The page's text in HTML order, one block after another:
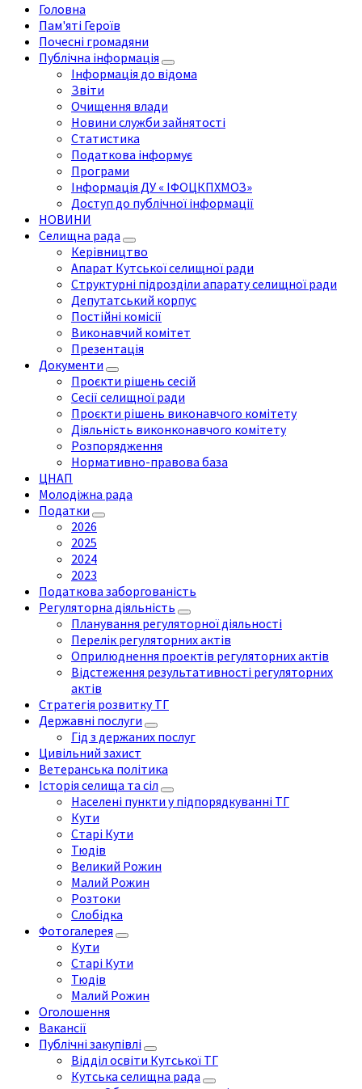
Головна
Пам'яті Героїв
Почесні громадяни
Публічна інформація
Інформація до відома
Звіти
Очищення влади
Новини служби зайнятості
Статистика
Податкова інформує
Програми
Інформація ДУ « ІФОЦКПХМОЗ»
Доступ до публічної інформації
НОВИНИ
Селищна рада
Керівництво
Апарат Кутської селищної ради
Структурні підрозділи апарату селищної ради
Депутатський корпус
Постійні комісії
Виконавчий комітет
Презентація
Документи
Проєкти рішень сесій
Сесії селищної ради
Проєкти рішень виконавчого комітету
Діяльність виконконавчого комітету
Розпорядження
Нормативно-правова база
ЦНАП
Молодіжна рада
Податки
2026
2025
2024
2023
Податкова заборгованість
Регуляторна діяльність
Планування регуляторної діяльності
Перелік регуляторних актів
Оприлюднення проектів регуляторних актів
Відстеження результативності регуляторних
актів
Стратегія розвитку ТГ
Державні послуги
Гід з держаних послуг
Цивільний захист
Ветеранська політика
Історія селища та сіл
Населені пункти у підпорядкуванні ТГ
Кути
Старі Кути
Тюдів
Великий Рожин
Малий Рожин
Розтоки
Слобідка
Фотогалерея
Кути
Старі Кути
Тюдів
Малий Рожин
Оголошення
Вакансії
Публічні закупівлі
Відділ освіти Кутської ТГ
Кутська селищна рада